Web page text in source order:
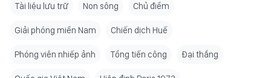
Tài liệu lưu trữ Non sông Chủ điểm
Giải phóng miền Nam Chiến dịch Huế
Phóng viên nhiếp ảnh Tổng tiến công Đại thắng